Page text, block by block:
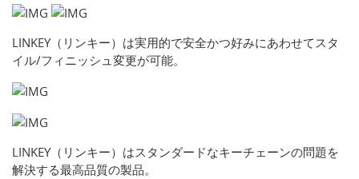
LINKEY（リンキー）は実用的で安全かつ好みにあわせてスタ
イル/フィニッシュ変更が可能。
LINKEY（リンキー）はスタンダードなキーチェーンの問題を
解決する最高品質の製品。